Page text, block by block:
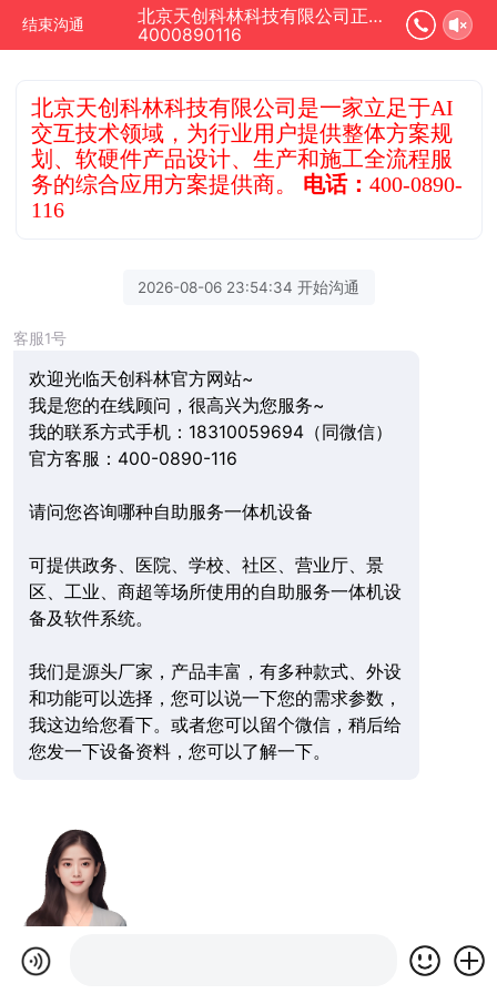
结束沟通
北京天创科林科技有限公司正在为您服务
4000890116
北京天创科林科技有限公司是一家立足于AI
交互技术领域，为行业用户提供整体方案规
划、软硬件产品设计、生产和施工全流程服
务的综合应用方案提供商。 电话：400-0890-
116
2026-08-06 23:54:34 开始沟通
客服1号
欢迎光临天创科林官方网站~
我是您的在线顾问，很高兴为您服务~
我的联系方式手机：18310059694（同微信）
官方客服：400-0890-116
请问您咨询哪种自助服务一体机设备
可提供政务、医院、学校、社区、营业厅、景
区、工业、商超等场所使用的自助服务一体机设
备及软件系统。
我们是源头厂家，产品丰富，有多种款式、外设
和功能可以选择，您可以说一下您的需求参数，
我这边给您看下。或者您可以留个微信，稍后给
您发一下设备资料，您可以了解一下。